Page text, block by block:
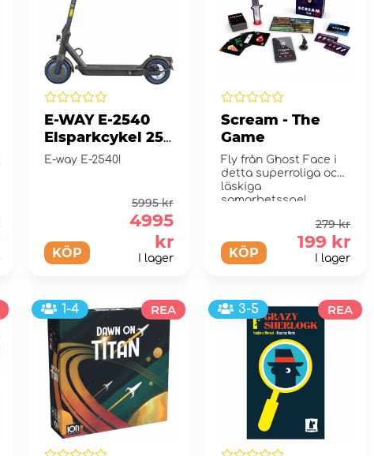
E-WAY E-2540
Elsparkcykel 250
Watt
E-way E-2540!
KÖP
5995 kr
4995
kr
I lager
Scream - The
Game
Fly från Ghost Face i
detta superroliga och
läskiga
samarbetsspel.
KÖP
279 kr
199 kr
I lager
1-4 REA 3-5 REA